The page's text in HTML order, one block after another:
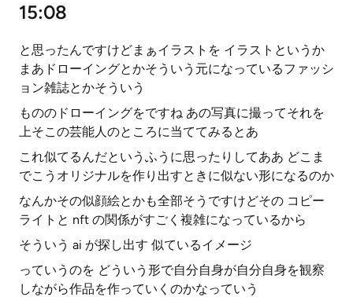
15:08
と思ったんですけどまぁイラストを イラストというか
まあドローイングとかそういう元になっているファッシ
ョン雑誌とかそういう
もののドローイングをですね あの写真に撮ってそれを
上そこの芸能人のところに当ててみるとあ
これ似てるんだというふうに思ったりしてああ どこま
でこうオリジナルを作り出すときに似ない形になるのか
なんかその似顔絵とかも全部そうですけどその コピー
ライトと nft の関係がすごく複雑になっているから
そういう ai が探し出す 似ているイメージ
っていうのを どういう形で自分自身が自分自身を観察
しながら作品を作っていくのかなっていう